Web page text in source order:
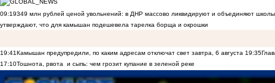
09:19349 млн рублей ценой увольнений: в ДНР массово ликвидируют и объединяют
утверждают, что для камышан подешевела тарелка борща и окрошки
19:41Камышан предупредили, по каким адресам отключат свет завтра, 6 августа 19:35
17:10Тошнота, рвота и сыпь: чем грозит купание в зеленой реке